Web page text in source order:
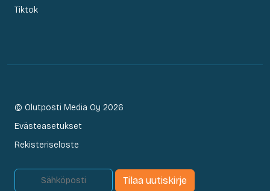
Tiktok
© Olutposti Media Oy 2026
Evästeasetukset
Rekisteriseloste
Tilaa uutiskirje